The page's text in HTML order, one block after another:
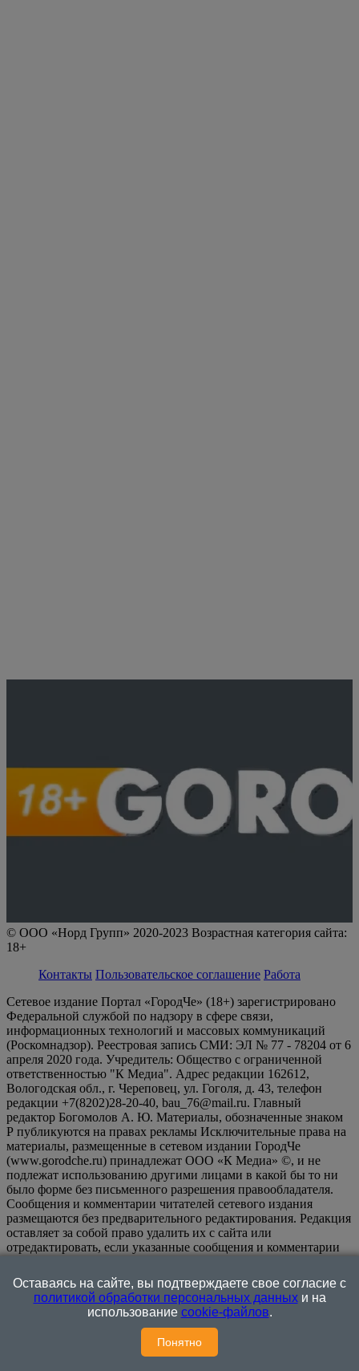
© ООО «Норд Групп» 2020-2023 Возрастная категория сайта:
18+
Контакты Пользовательское соглашение Работа
Сетевое издание Портал «ГородЧе» (18+) зарегистрировано
Федеральной службой по надзору в сфере связи,
информационных технологий и массовых коммуникаций
(Роскомнадзор). Реестровая запись СМИ: ЭЛ № 77 - 78204 от 6
апреля 2020 года. Учредитель: Общество с ограниченной
ответственностью "К Медиа". Адрес редакции 162612,
Вологодская обл., г. Череповец, ул. Гоголя, д. 43, телефон
редакции +7(8202)28-20-40, bau_76@mail.ru. Главный
редактор Богомолов А. Ю. Материалы, обозначенные знаком
Р публикуются на правах рекламы Исключительные права на
материалы, размещенные в сетевом издании ГородЧе
(www.gorodche.ru) принадлежат ООО «К Медиа» ©, и не
подлежат использованию другими лицами в какой бы то ни
было форме без письменного разрешения правообладателя.
Сообщения и комментарии читателей сетевого издания
размещаются без предварительного редактирования. Редакция
оставляет за собой право удалить их с сайта или
отредактировать, если указанные сообщения и комментарии
или нарушением иных требований закона.
информационном ресурсе применяются рекомендательные
технологии (информационные технологии предоставления
информации на основе сбора, систематизации и анализа
сведений, относящихся к предпочтениям пользователей сети
"Интернет", находящихся на территории Российской
Оставаясь на сайте, вы подтверждаете свое согласие с
политикой обработки персональных данныхи на
использование cookie-файлов.
Понятно